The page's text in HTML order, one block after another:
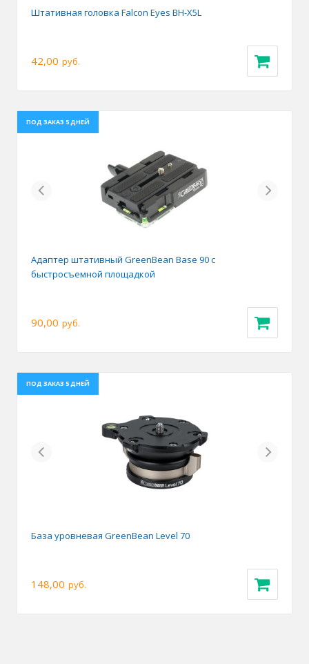
Штативная головка Falcon Eyes BH-X5L
42,00 руб.
ПОД ЗАКАЗ 5 ДНЕЙ
Previous Next
Адаптер штативный GreenBean Base 90 с
быстросъемной площадкой
90,00 руб.
ПОД ЗАКАЗ 5 ДНЕЙ
Previous Next
База уровневая GreenBean Level 70
148,00 руб.